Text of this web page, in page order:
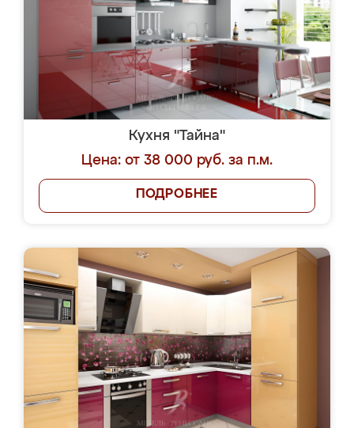
Кухня "Тайна"
Цена: от 38 000 руб. за п.м.
ПОДРОБНЕЕ